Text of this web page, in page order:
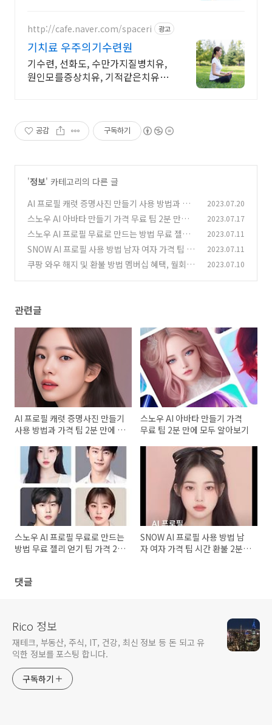
http://cafe.naver.com/spaceri 광고
기치료 우주의기수련원
기수련, 선화도, 수만가지질병치유,
원인모를증상치유, 기적같은치유사
공감 구독하기
'정보' 카테고리의 다른 글
AI 프로필 캐럿 증명사진 만들기 사용 방법과 가
격 팁 2분 만에 모두 알기
(0)
2023.07.20
스노우 AI 아바타 만들기 가격 무료 팁 2분 만에
모두 알아보기 (1)
2023.07.17
스노우 AI 프로필 무료로 만드는 방법 무료 젤리
얻기 팁 가격 2분 만에 모두 알아보기
(0)
2023.07.11
SNOW AI 프로필 사용 방법 남자 여자 가격 팁 시
간 환불 2분 만에 모두 알아보기
(0)
2023.07.11
쿠팡 와우 해지 및 환불 방법 멤버십 혜택, 월회
2023.07.10
관련글
AI 프로필 캐럿 증명사진 만들기
사용 방법과 가격 팁 2분 만에 모
스노우 AI 아바타 만들기 가격
무료 팁 2분 만에 모두 알아보기
스노우 AI 프로필 무료로 만드는
방법 무료 젤리 얻기 팁 가격 2분
SNOW AI 프로필 사용 방법 남
자 여자 가격 팁 시간 환불 2분
댓글
Rico 정보
재테크, 부동산, 주식, IT, 건강, 최신 정보 등 돈 되고 유
익한 정보를 포스팅 합니다.
구독하기